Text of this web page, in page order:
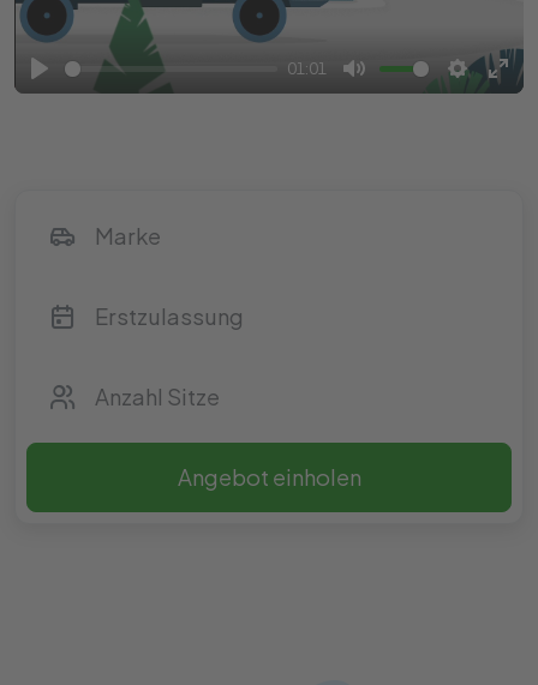
Play
01:01
Mute Settings
Angebot einholen